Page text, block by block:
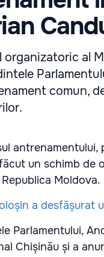
organizatoric al
comun,
un schimb de
Moldova.
Parlamentului,
Chișinău și a